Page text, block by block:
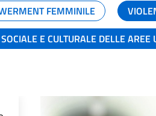
FEMMINILE
E CULTURALE DELLE AREE